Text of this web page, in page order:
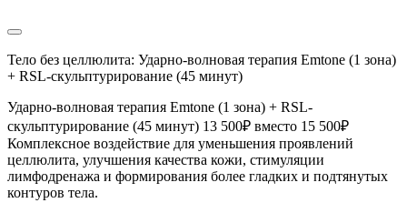
Тело без целлюлита: Ударно-волновая терапия Emtone (1 зона)
+ RSL-скульптурирование (45 минут)
Ударно-волновая терапия Emtone (1 зона) + RSL-
скульптурирование (45 минут) 13 500₽ вместо 15 500₽
Комплексное воздействие для уменьшения проявлений
целлюлита, улучшения качества кожи, стимуляции
лимфодренажа и формирования более гладких и подтянутых
контуров тела.